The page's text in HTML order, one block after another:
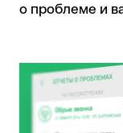
о проблеме и